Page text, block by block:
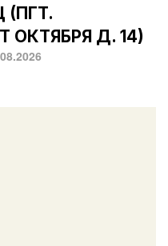
(ПГТ.
ОКТЯБРЯ Д. 14)